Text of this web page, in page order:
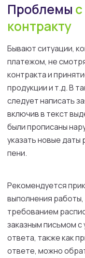
Проблемы с
контракту
Бывают ситуации,
платежом, не
контрактаи
продукциии т.д.В
следуетнаписать
включивв текст
былипрописаны
указатьновыедаты
пени.
Рекомендуется
выполнения работы,
требованием
заказным письмомс
ответа, такжекак
ответе, можно